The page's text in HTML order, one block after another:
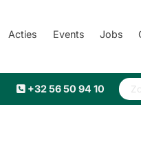
Acties Events Jobs
+32 56 50 94 10